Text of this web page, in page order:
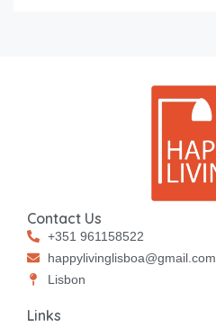
Contact Us
+351 961158522
happylivinglisboa@gmail.com
⁠⁠Lisbon
Links